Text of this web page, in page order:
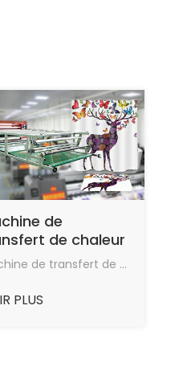
de
de chaleur
textile de
de 1000mm
Machine de transfert de papier de sublimation textile à haute vitesse (JM-420) pour tissu de polyester.
PLUS